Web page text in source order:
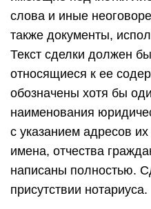
слова и иные
также документы,
Текст сделки должен
относящиеся к ее
обозначены хотя бы
наименования
с указанием адресов
имена, отчества
написаны полностью.
присутствии нотариуса.